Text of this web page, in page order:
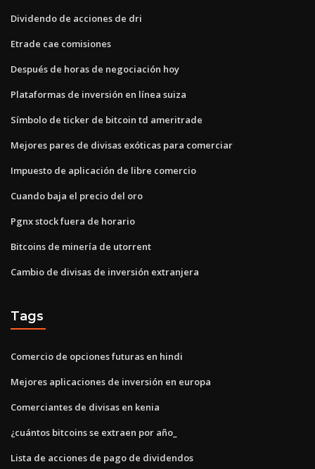
Dividendo de acciones de dri
Etrade cae comisiones
Después de horas de negociación hoy
Plataformas de inversión en línea suiza
Símbolo de ticker de bitcoin td ameritrade
Mejores pares de divisas exóticas para comerciar
Impuesto de aplicación de libre comercio
Cuando baja el precio del oro
Pgnx stock fuera de horario
Bitcoins de minería de utorrent
Cambio de divisas de inversión extranjera
Tags
Comercio de opciones futuras en hindi
Mejores aplicaciones de inversión en europa
Comerciantes de divisas en kenia
¿cuántos bitcoins se extraen por año_
Lista de acciones de pago de dividendos